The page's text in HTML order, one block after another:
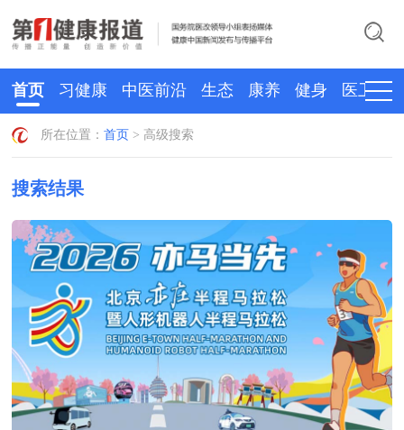
首页 习健康 中医前沿 生态 康养 健身 医卫
所在位置：首页 > 高级搜索
搜索结果